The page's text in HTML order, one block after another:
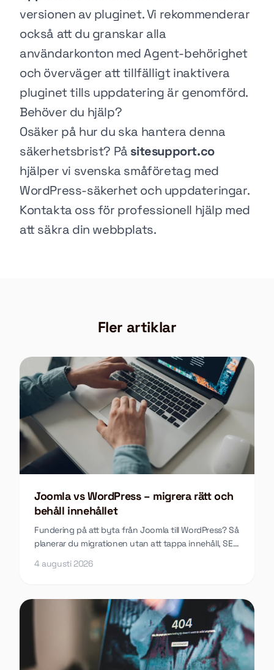
versionen av pluginet. Vi rekommenderar
också att du granskar alla
användarkonton med Agent-behörighet
och överväger att tillfälligt inaktivera
pluginet tills uppdatering är genomförd.
Behöver du hjälp?
Osäker på hur du ska hantera denna
säkerhetsbrist? På sitesupport.co
hjälper vi svenska småföretag med
WordPress-säkerhet och uppdateringar.
Kontakta oss för professionell hjälp med
att säkra din webbplats.
Fler artiklar
Joomla vs WordPress – migrera rätt och
behåll innehållet
Fundering på att byta från Joomla till WordPress? Så
planerar du migrationen utan att tappa innehåll, SEO
4 augusti 2026